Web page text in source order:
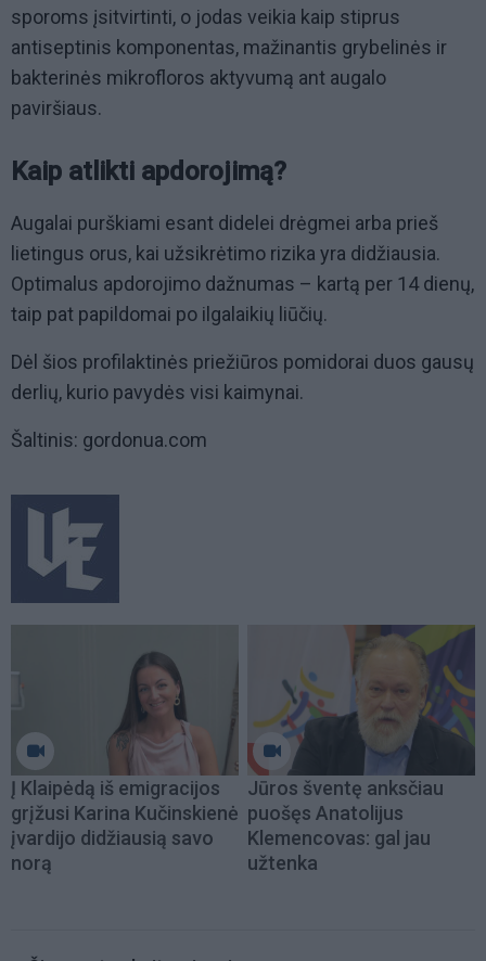
sporoms įsitvirtinti, o jodas veikia kaip stiprus
antiseptinis komponentas, mažinantis grybelinės ir
bakterinės mikrofloros aktyvumą ant augalo
paviršiaus.
Kaip atlikti apdorojimą?
Augalai purškiami esant didelei drėgmei arba prieš
lietingus orus, kai užsikrėtimo rizika yra didžiausia.
Optimalus apdorojimo dažnumas – kartą per 14 dienų,
taip pat papildomai po ilgalaikių liūčių.
Dėl šios profilaktinės priežiūros pomidorai duos gausų
derlių, kurio pavydės visi kaimynai.
Šaltinis: gordonua.com
Į Klaipėdą iš emigracijos
grįžusi Karina Kučinskienė
įvardijo didžiausią savo
norą
Jūros šventę anksčiau
puošęs Anatolijus
Klemencovas: gal jau
užtenka